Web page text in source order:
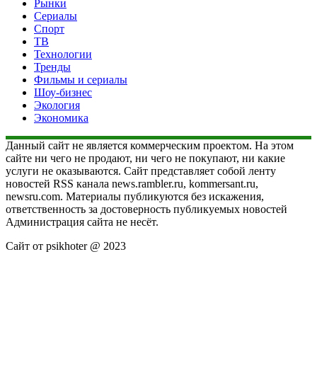
Рынки
Сериалы
Спорт
ТВ
Технологии
Тренды
Фильмы и сериалы
Шоу-бизнес
Экология
Экономика
Данный сайт не является коммерческим проектом. На этом
сайте ни чего не продают, ни чего не покупают, ни какие
услуги не оказываются. Сайт представляет собой ленту
новостей RSS канала news.rambler.ru, kommersant.ru,
newsru.com. Материалы публикуются без искажения,
ответственность за достоверность публикуемых новостей
Администрация сайта не несёт.
Сайт от psikhoter @ 2023